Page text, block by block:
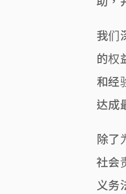
我们
的权
和经
达成
除了
社会
义务